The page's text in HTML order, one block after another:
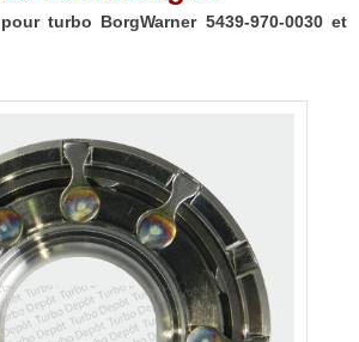
turbo BorgWarner 5439-970-0030 et